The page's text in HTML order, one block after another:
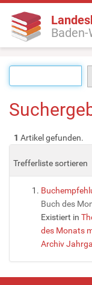
1 Artikel gefunden.
Trefferliste sortieren
Buch des
Existiert in
des Monats
Archiv